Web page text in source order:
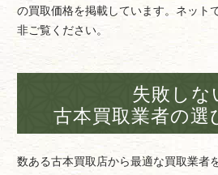
の買取価格を掲載しています。ネット
非ご覧ください。
失敗しな
古本買取業者の選
数ある古本買取店から最適な買取業者